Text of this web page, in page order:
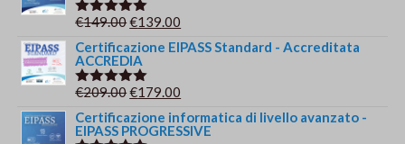
Valutato
€149.00Il
prezzo
originale
era:
€139.00
prezzo
Certificazione EIPASS Standard - Accreditata
ACCREDIA
Valutato
€209.00Il
prezzo
originale
€179.00
prezzo
attuale
Certificazione informatica di livello avanzato -
EIPASS PROGRESSIVE